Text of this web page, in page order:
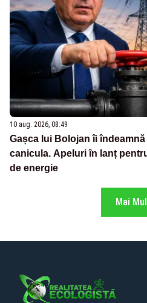
10 aug. 2026, 08:49
Gașca lui Bolojan îi
canicula. Apeluri în lanț
de energie
Mai